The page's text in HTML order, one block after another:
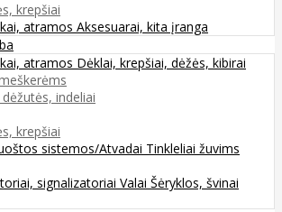
krepšiai
atramos Aksesuarai, kita įranga
atramos Dėklai, krepšiai, dėžės, kibirai
indeliai
krepšiai
sistemos/Atvadai Tinkleliai žuvims
signalizatoriai Valai Šėryklos, švinai